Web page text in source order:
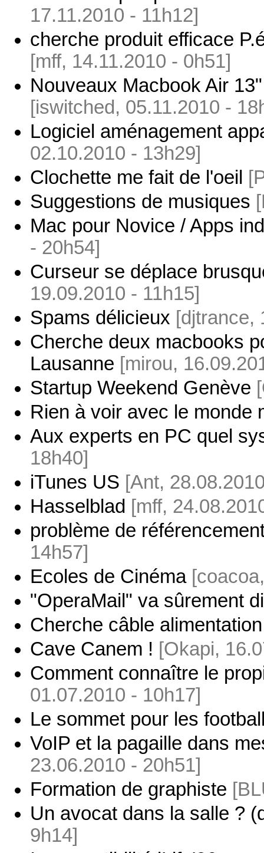
17.11.2010 - 11h12]
cherche produit efficace
[mff, 14.11.2010 - 0h51]
Nouveaux Macbook Air
[iswitched, 05.11.2010 -
Logiciel aménagement
02.10.2010 - 13h29]
Clochette me fait de l'oeil
Suggestions de musiques
Mac pour Novice / Apps
- 20h54]
Curseur se déplace
19.09.2010 - 11h15]
Spams délicieux [djtrance,
Cherche deux macbooks
Lausanne [mirou,
Startup Weekend Genève
Rien à voir avec le
Aux experts en PC quel
18h40]
iTunes US [Ant,
Hasselblad [mff,
problème de
14h57]
Ecoles de Cinéma
"OperaMail" va sûrement
Cherche câble
Cave Canem ! [Okapi,
Comment connaître le
01.07.2010 - 10h17]
Le sommet pour les
VoIP et la pagaille dans
23.06.2010 - 20h51]
Formation de graphiste
Un avocat dans la salle ?
9h14]